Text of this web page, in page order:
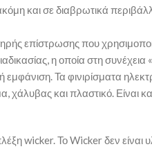
και σε διαβρωτικά
επίστρωσης που
η οποία στη
εμφάνιση. Τα φινιρίσματα
και πλαστικό. Είναι
wicker. Το Wicker δεν είναι